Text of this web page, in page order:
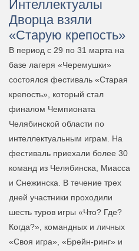
Интеллектуалы
Дворца взяли
«Старую крепость»
В период с 29 по 31 марта на
базе лагеря «Черемушки»
состоялся фестиваль «Старая
крепость», который стал
финалом Чемпионата
Челябинской области по
интеллектуальным играм. На
фестиваль приехали более 30
команд из Челябинска, Миасса
и Снежинска. В течение трех
дней участники проходили
шесть туров игры «Что? Где?
Когда?», командных и личных
«Своя игра», «Брейн-ринг» и